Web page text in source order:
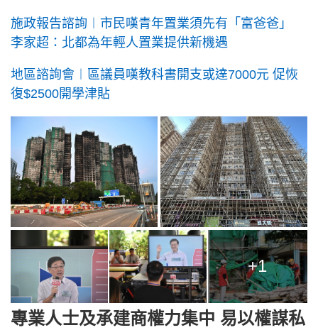
施政報告諮詢︱市民嘆青年置業須先有「富爸爸」
李家超：北都為年輕人置業提供新機遇
地區諮詢會︱區議員嘆教科書開支或達7000元 促恢
復$2500開學津貼
+1
專業人士及承建商權力集中 易以權謀私